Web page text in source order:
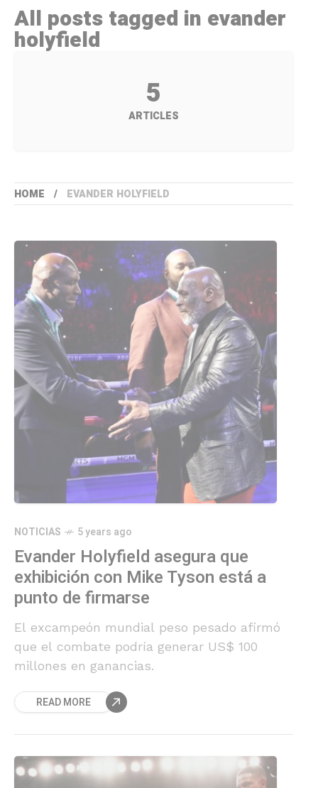
All posts tagged in evander
holyfield
5
ARTICLES
HOME EVANDER HOLYFIELD
NOTICIAS 5 years ago
Evander Holyfield asegura que
exhibición con Mike Tyson está a
punto de firmarse
El excampeón mundial peso pesado afirmó
que el combate podría generar US$ 100
millones en ganancias.
READ MORE